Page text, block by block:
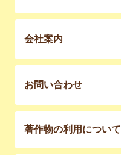
会社案内
お問い合わせ
著作物の利用について